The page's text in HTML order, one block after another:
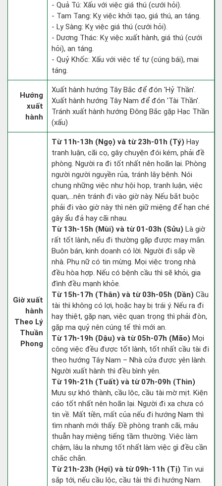
- Quả Tú: Xấu với việc giá thú (cưới hỏi).
- Tam Tang: Kỵ việc khởi tạo, giá thú, an táng.
- Ly Sàng: Kỵ việc giá thú (cưới hỏi).
- Dương Thác: Kỵ việc xuất hành, giá thú (cưới
hỏi), an táng.
- Quỷ Khốc: Xấu với việc tế tự (cúng bái), mai
táng.
Hướng
xuất
hành
Xuất hành hướng Tây Bắc để đón 'Hỷ Thần'.
Xuất hành hướng Tây Nam để đón 'Tài Thần'.
Tránh xuất hành hướng Đông Bắc gặp Hạc Thần
(xấu)
Giờ xuất
hành
Theo Lý
Thuần
Phong
Từ 11h-13h (Ngọ) và từ 23h-01h (Tý) Hay
tranh luận, cãi cọ, gây chuyện đói kém, phải đề
phòng. Người ra đi tốt nhất nên hoãn lại. Phòng
người người nguyền rủa, tránh lây bệnh. Nói
chung những việc như hội họp, tranh luận, việc
quan,…nên tránh đi vào giờ này. Nếu bắt buộc
phải đi vào giờ này thì nên giữ miệng để hạn ché
gây ẩu đả hay cãi nhau.
Từ 13h-15h (Mùi) và từ 01-03h (Sửu) Là giờ
rất tốt lành, nếu đi thường gặp được may mắn.
Buôn bán, kinh doanh có lời. Người đi sắp về
nhà. Phụ nữ có tin mừng. Mọi việc trong nhà
đều hòa hợp. Nếu có bệnh cầu thì sẽ khỏi, gia
đình đều mạnh khỏe.
Từ 15h-17h (Thân) và từ 03h-05h (Dần) Cầu
tài thì không có lợi, hoặc hay bị trái ý. Nếu ra đi
hay thiệt, gặp nạn, việc quan trọng thì phải đòn,
gặp ma quỷ nên cúng tế thì mới an.
Từ 17h-19h (Dậu) và từ 05h-07h (Mão) Mọi
công việc đều được tốt lành, tốt nhất cầu tài đi
theo hướng Tây Nam – Nhà cửa được yên lành.
Người xuất hành thì đều bình yên.
Từ 19h-21h (Tuất) và từ 07h-09h (Thìn)
Mưu sự khó thành, cầu lộc, cầu tài mờ mịt. Kiện
cáo tốt nhất nên hoãn lại. Người đi xa chưa có
tin về. Mất tiền, mất của nếu đi hướng Nam thì
tìm nhanh mới thấy. Đề phòng tranh cãi, mâu
thuẫn hay miệng tiếng tầm thường. Việc làm
chậm, lâu la nhưng tốt nhất làm việc gì đều cần
chắc chắn.
Từ 21h-23h (Hợi) và từ 09h-11h (Tị) Tin vui
sắp tới, nếu cầu lộc, cầu tài thì đi hướng Nam.